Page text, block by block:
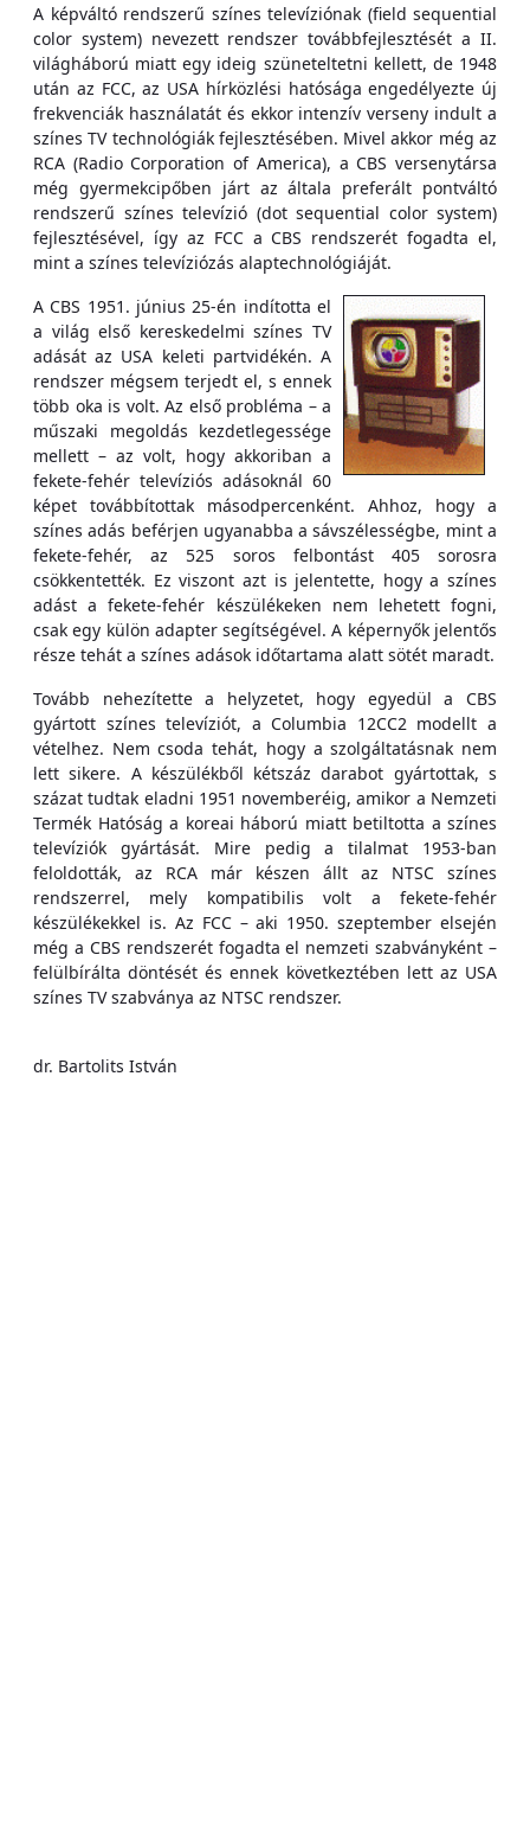
A képváltó rendszerű színes televíziónak (field sequential
color system) nevezett rendszer továbbfejlesztését a II.
világháború miatt egy ideig szüneteltetni kellett, de 1948
után az FCC, az USA hírközlési hatósága engedélyezte új
frekvenciák használatát és ekkor intenzív verseny indult a
színes TV technológiák fejlesztésében. Mivel akkor még az
RCA (Radio Corporation of America), a CBS versenytársa
még gyermekcipőben járt az általa preferált pontváltó
rendszerű színes televízió (dot sequential color system)
fejlesztésével, így az FCC a CBS rendszerét fogadta el,
mint a színes televíziózás alaptechnológiáját.
A CBS 1951. június 25-én indította el
a világ első kereskedelmi színes TV
adását az USA keleti partvidékén. A
rendszer mégsem terjedt el, s ennek
több oka is volt. Az első probléma – a
műszaki megoldás kezdetlegessége
mellett – az volt, hogy akkoriban a
fekete-fehér televíziós adásoknál 60
képet továbbítottak másodpercenként. Ahhoz, hogy a
színes adás beférjen ugyanabba a sávszélességbe, mint a
fekete-fehér, az 525 soros felbontást 405 sorosra
csökkentették. Ez viszont azt is jelentette, hogy a színes
adást a fekete-fehér készülékeken nem lehetett fogni,
csak egy külön adapter segítségével. A képernyők jelentős
része tehát a színes adások időtartama alatt sötét maradt.
Tovább nehezítette a helyzetet, hogy egyedül a CBS
gyártott színes televíziót, a Columbia 12CC2 modellt a
vételhez. Nem csoda tehát, hogy a szolgáltatásnak nem
lett sikere. A készülékből kétszáz darabot gyártottak, s
százat tudtak eladni 1951 novemberéig, amikor a Nemzeti
Termék Hatóság a koreai háború miatt betiltotta a színes
televíziók gyártását. Mire pedig a tilalmat 1953-ban
feloldották, az RCA már készen állt az NTSC színes
rendszerrel, mely kompatibilis volt a fekete-fehér
készülékekkel is. Az FCC – aki 1950. szeptember elsején
még a CBS rendszerét fogadta el nemzeti szabványként –
felülbírálta döntését és ennek következtében lett az USA
színes TV szabványa az NTSC rendszer.
dr. Bartolits István